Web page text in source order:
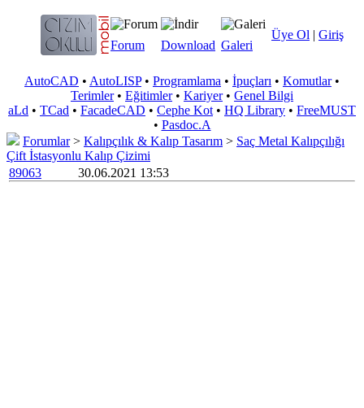
Üye Ol | Giriş
Forum Download Galeri
AutoCAD • AutoLISP• Programlama • İpuçları • Komutlar•
Terimler• Eğitimler• Kariyer• Genel Bilgi
aLd • TCad • FacadeCAD • Cephe Kot • HQ Library • FreeMUST
• Pasdoc.A
Forumlar> Kalıpçılık & Kalıp Tasarım > Saç Metal Kalıpçılığı
Çift İstasyonlu Kalıp Çizimi
89063
30.06.2021 13:53